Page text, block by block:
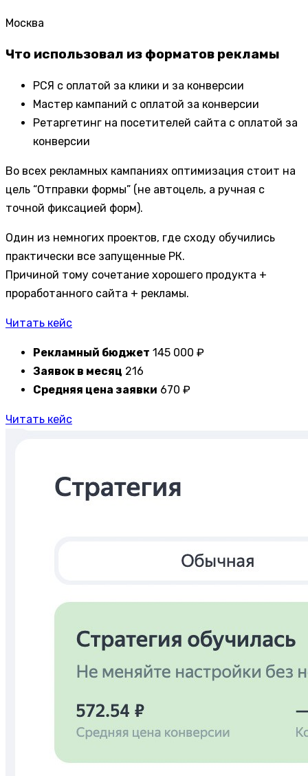
Москва
Что использовал из форматов рекламы
РСЯ с оплатой за клики и за конверсии
Мастер кампаний с оплатой за конверсии
Ретаргетинг на посетителей сайта с оплатой за
конверсии
Во всех рекламных кампаниях оптимизация стоит на
цель “Отправки формы” (не автоцель, а ручная с
точной фиксацией форм).
Один из немногих проектов, где сходу обучились
практически все запущенные РК.
Причиной тому сочетание хорошего продукта +
проработанного сайта + рекламы.
Читать кейс
Рекламный бюджет 145 000 ₽
Заявок в месяц 216
Средняя цена заявки 670 ₽
Читать кейс